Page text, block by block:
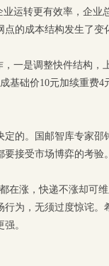
业运转更有效率，企
的成本结构发生了变
，一是调整快件结构
基础价10元加续重费
定的。国邮智库专家
接受市场博弈的考验。
在涨，快递不涨却可
行为，无须过度惊诧
。